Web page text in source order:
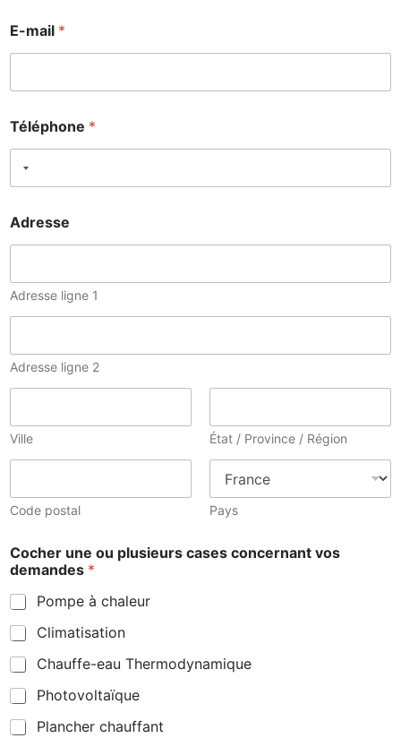
E-mail *
Téléphone *
Adresse
Adresse ligne 1
Adresse ligne 2
Ville État / Province / Région
Code postal Pays
Cocher une ou plusieurs cases concernant vos
demandes *
Pompe à chaleur
Climatisation
Chauffe-eau Thermodynamique
Photovoltaïque
Plancher chauffant